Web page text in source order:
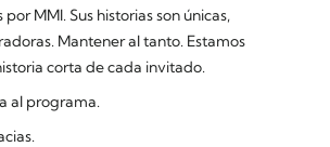
MMI. Sus historias son únicas,
Mantener al tanto. Estamos
corta de cada invitado.
al programa.